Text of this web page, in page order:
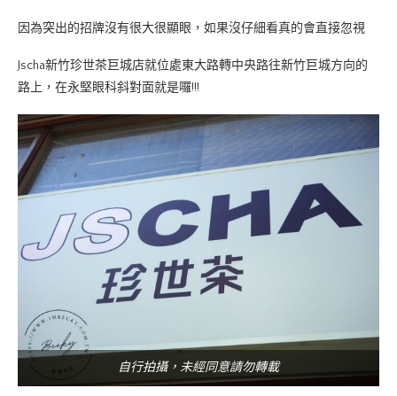
因為突出的招牌沒有很大很顯眼，如果沒仔細看真的會直接忽視
Jscha新竹珍世茶巨城店就位處東大路轉中央路往新竹巨城方向的
路上，在永堅眼科斜對面就是囉!!!
自行拍攝，未經同意請勿轉載